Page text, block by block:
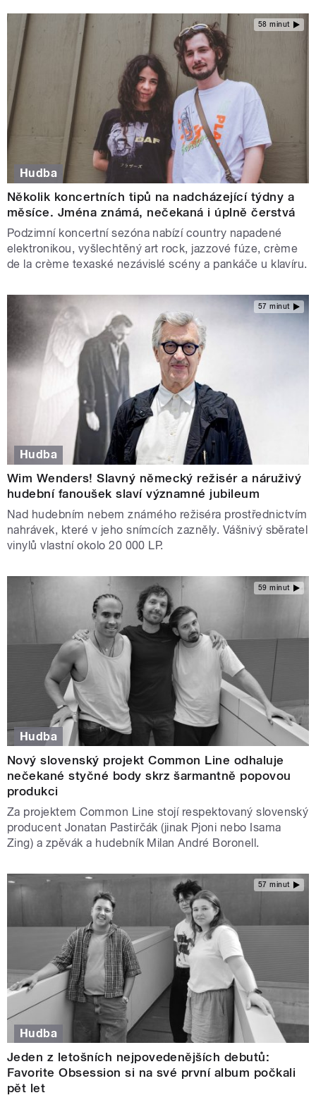
58 minut
Hudba
Několik koncertních tipů na nadcházející týdny a
měsíce. Jména známá, nečekaná i úplně čerstvá
Podzimní koncertní sezóna nabízí country napadené
elektronikou, vyšlechtěný art rock, jazzové fúze, crème
de la crème texaské nezávislé scény a pankáče u klavíru.
57 minut
Hudba
Wim Wenders! Slavný německý režisér a náruživý
hudební fanoušek slaví významné jubileum
Nad hudebním nebem známého režiséra prostřednictvím
nahrávek, které v jeho snímcích zazněly. Vášnivý sběratel
vinylů vlastní okolo 20 000 LP.
59 minut
Hudba
Nový slovenský projekt Common Line odhaluje
nečekané styčné body skrz šarmantně popovou
produkci
Za projektem Common Line stojí respektovaný slovenský
producent Jonatan Pastirčák (jinak Pjoni nebo Isama
Zing) a zpěvák a hudebník Milan André Boronell.
57 minut
Hudba
Jeden z letošních nejpovedenějších debutů:
Favorite Obsession si na své první album počkali
pět let